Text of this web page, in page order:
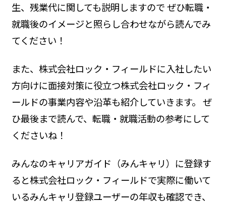
生、残業代に関しても説明しますので ぜひ転職・
就職後のイメージと照らし合わせながら読んでみ
てください！
また、株式会社ロック・フィールドに入社したい
方向けに面接対策に役立つ株式会社ロック・フィ
ールドの事業内容や沿革も紹介していきます。 ぜ
ひ最後まで読んで、転職・就職活動の参考にして
くださいね！
みんなのキャリアガイド（みんキャリ）に登録す
ると株式会社ロック・フィールドで実際に働いて
いるみんキャリ登録ユーザーの年収も確認でき、